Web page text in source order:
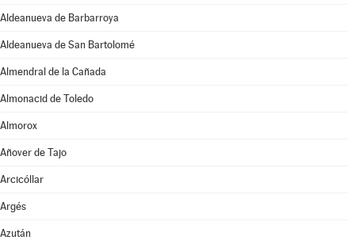
Aldeanueva de Barbarroya
Aldeanueva de San Bartolomé
Almendral de la Cañada
Almonacid de Toledo
Almorox
Añover de Tajo
Arcicóllar
Argés
Azután